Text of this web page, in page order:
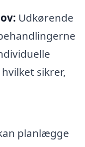
Udkørende
sikrer,
planlægge